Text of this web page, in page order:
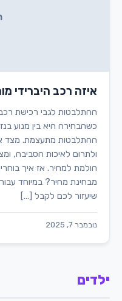
איזה רכב היברידי
ההתלבטות לגבי רכישת
כשהבחירה היא בין מנוע
ההתלבטות מתעצמת. מצד
ולתרום לאיכות הסביבה,
הולמת למחיר. אז איך
מבחינת מחיר? במיוחד
שיעזור לכם לקבל […]
נובמבר 7, 2025
ילדים